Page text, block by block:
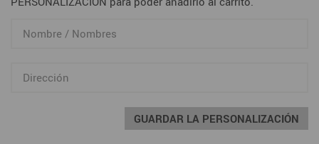
GUARDAR LA PERSONALIZACIÓN